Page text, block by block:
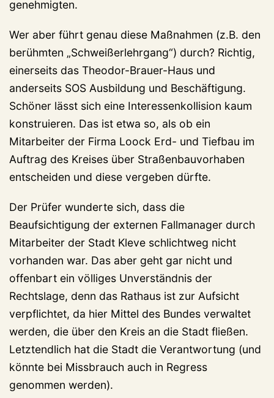
genehmigten.
Wer aber führt genau diese Maßnahmen (z.B. den
berühmten „Schweißerlehrgang“) durch? Richtig,
einerseits das Theodor-Brauer-Haus und
anderseits SOS Ausbildung und Beschäftigung.
Schöner lässt sich eine Interessenkollision kaum
konstruieren. Das ist etwa so, als ob ein
Mitarbeiter der Firma Loock Erd- und Tiefbau im
Auftrag des Kreises über Straßenbauvorhaben
entscheiden und diese vergeben dürfte.
Der Prüfer wunderte sich, dass die
Beaufsichtigung der externen Fallmanager durch
Mitarbeiter der Stadt Kleve schlichtweg nicht
vorhanden war. Das aber geht gar nicht und
offenbart ein völliges Unverständnis der
Rechtslage, denn das Rathaus ist zur Aufsicht
verpflichtet, da hier Mittel des Bundes verwaltet
werden, die über den Kreis an die Stadt fließen.
Letztendlich hat die Stadt die Verantwortung (und
könnte bei Missbrauch auch in Regress
genommen werden).